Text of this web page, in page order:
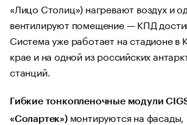
«Лицо Столиц») нагревают воздух и
вентилируют помещение — КПД
Система уже работает на стадионе в
крае и на одной из российских
станций.
Гибкие тонкопленочные модули
«Солартек») монтируются на